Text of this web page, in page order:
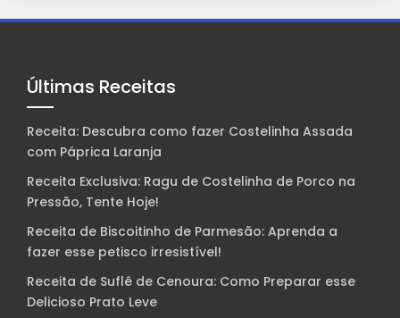
Últimas Receitas
Receita: Descubra como fazer Costelinha Assada
com Páprica Laranja
Receita Exclusiva: Ragu de Costelinha de Porco na
Pressão, Tente Hoje!
Receita de Biscoitinho de Parmesão: Aprenda a
fazer esse petisco irresistível!
Receita de Suflê de Cenoura: Como Preparar esse
Delicioso Prato Leve